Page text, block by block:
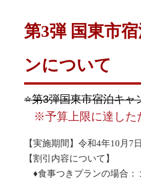
第3弾 国東市
ンについて
⭐️第3弾国東市宿泊キャ
※予算上限に達した
【実施期間】 令和4年10月7
【割引内容について】
♦食事つきプランの場合：